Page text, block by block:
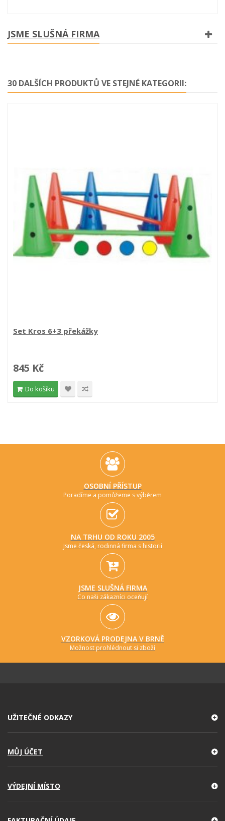
JSME SLUŠNÁ FIRMA
30 DALŠÍCH PRODUKTŮ VE STEJNÉ KATEGORII:
Set Kros 6+3 překážky
845 Kč
Do košíku
OSOBNÍ PŘÍSTUP
Poradíme a pomůžeme s výběrem
NA TRHU OD ROKU 2005
Jsme česká, rodinná firma s historií
JSME SLUŠNÁ FIRMA
Co naši zákazníci oceňují
VZORKOVÁ PRODEJNA V BRNĚ
Možnost prohlédnout si zboží
UŽITEČNÉ ODKAZY
MŮJ ÚČET
VÝDEJNÍ MÍSTO